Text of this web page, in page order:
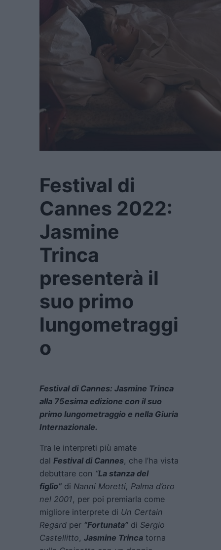
Festival di
Cannes 2022:
Jasmine
Trinca
presenterà il
suo primo
lungometraggi
o
Festival di Cannes: Jasmine Trinca
alla 75esima edizione con il suo
primo lungometraggio e nella Giuria
Internazionale.
Tra le interpreti più amate
dal Festival di Cannes, che l’ha vista
debuttare con “La stanza del
figlio” di Nanni Moretti, Palma d’oro
nel 2001, per poi premiarla come
migliore interprete di Un Certain
Regard per “Fortunata” di Sergio
Castellitto, Jasmine Trinca torna